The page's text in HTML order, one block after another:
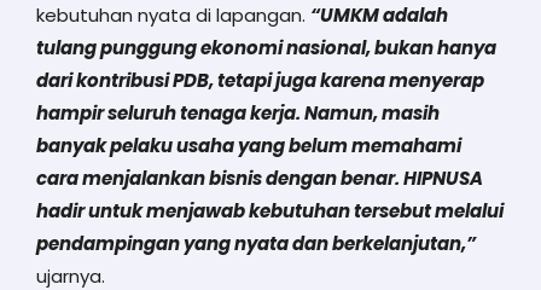
kebutuhan nyata di lapangan. “UMKM adalah
tulang punggung ekonomi nasional, bukan hanya
dari kontribusi PDB, tetapi juga karena menyerap
hampir seluruh tenaga kerja. Namun, masih
banyak pelaku usaha yang belum memahami
cara menjalankan bisnis dengan benar. HIPNUSA
hadir untuk menjawab kebutuhan tersebut melalui
pendampingan yang nyata dan berkelanjutan,”
ujarnya.